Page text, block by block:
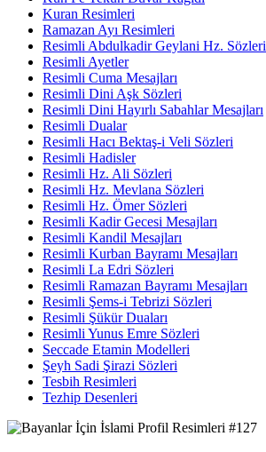
Kuran Resimleri
Ramazan Ayı Resimleri
Resimli Abdulkadir Geylani Hz. Sözleri
Resimli Ayetler
Resimli Cuma Mesajları
Resimli Dini Aşk Sözleri
Resimli Dini Hayırlı Sabahlar Mesajları
Resimli Dualar
Resimli Hacı Bektaş-i Veli Sözleri
Resimli Hadisler
Resimli Hz. Ali Sözleri
Resimli Hz. Mevlana Sözleri
Resimli Hz. Ömer Sözleri
Resimli Kadir Gecesi Mesajları
Resimli Kandil Mesajları
Resimli Kurban Bayramı Mesajları
Resimli La Edri Sözleri
Resimli Ramazan Bayramı Mesajları
Resimli Şems-i Tebrizi Sözleri
Resimli Şükür Duaları
Resimli Yunus Emre Sözleri
Seccade Etamin Modelleri
Şeyh Sadi Şirazi Sözleri
Tesbih Resimleri
Tezhip Desenleri